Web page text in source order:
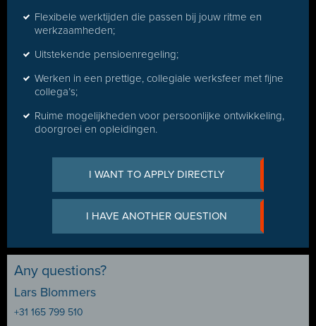
Flexibele werktijden die passen bij jouw ritme en
werkzaamheden;
Uitstekende pensioenregeling;
Werken in een prettige, collegiale werksfeer met fijne
collega’s;
Ruime mogelijkheden voor persoonlijke ontwikkeling,
doorgroei en opleidingen.
I WANT TO APPLY DIRECTLY
I HAVE ANOTHER QUESTION
Any questions?
Lars Blommers
+31 165 799 510